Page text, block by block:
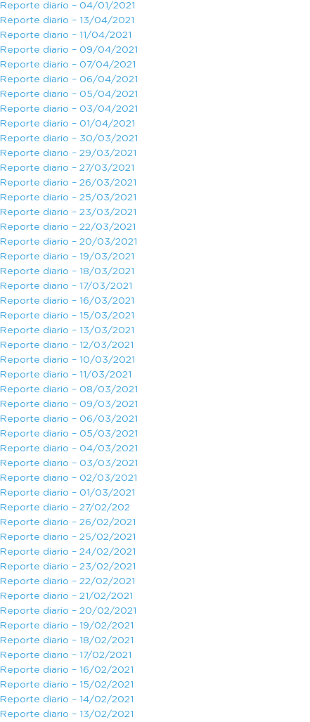
Reporte diario – 04/01/2021
Reporte diario – 13/04/2021
Reporte diario – 11/04/2021
Reporte diario – 09/04/2021
Reporte diario – 07/04/2021
Reporte diario – 06/04/2021
Reporte diario – 05/04/2021
Reporte diario – 03/04/2021
Reporte diario – 01/04/2021
Reporte diario – 30/03/2021
Reporte diario – 29/03/2021
Reporte diario – 27/03/2021
Reporte diario – 26/03/2021
Reporte diario – 25/03/2021
Reporte diario – 23/03/2021
Reporte diario – 22/03/2021
Reporte diario – 20/03/2021
Reporte diario – 19/03/2021
Reporte diario – 18/03/2021
Reporte diario – 17/03/2021
Reporte diario – 16/03/2021
Reporte diario – 15/03/2021
Reporte diario – 13/03/2021
Reporte diario – 12/03/2021
Reporte diario – 10/03/2021
Reporte diario – 11/03/2021
Reporte diario – 08/03/2021
Reporte diario – 09/03/2021
Reporte diario – 06/03/2021
Reporte diario – 05/03/2021
Reporte diario – 04/03/2021
Reporte diario – 03/03/2021
Reporte diario – 02/03/2021
Reporte diario – 01/03/2021
Reporte diario – 27/02/202
Reporte diario – 26/02/2021
Reporte diario – 25/02/2021
Reporte diario – 24/02/2021
Reporte diario – 23/02/2021
Reporte diario – 22/02/2021
Reporte diario – 21/02/2021
Reporte diario – 20/02/2021
Reporte diario – 19/02/2021
Reporte diario – 18/02/2021
Reporte diario – 17/02/2021
Reporte diario – 16/02/2021
Reporte diario – 15/02/2021
Reporte diario – 14/02/2021
Reporte diario – 13/02/2021